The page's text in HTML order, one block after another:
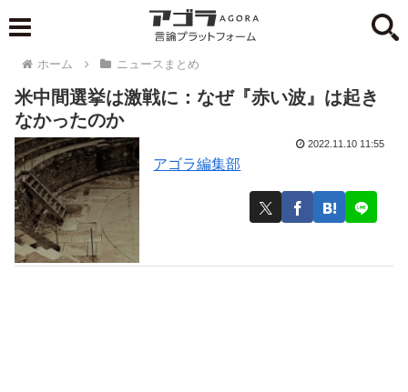
ホーム ニュースまとめ
米中間選挙は激戦に：なぜ『赤い波』は起き
なかったのか
アゴラ編集部
2022.11.10 11:55